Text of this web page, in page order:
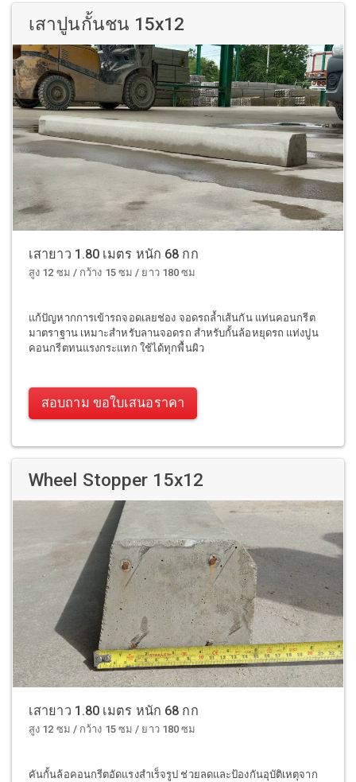
เสาปูนกั้นชน 15x12
เสายาว 1.80 เมตร หนัก 68 กก
สูง 12 ซม / กว้าง 15 ซม / ยาว 180 ซม
แก้ปัญหากการเข้ารถจอดเลยช่อง จอดรถล้ำเส้นกัน แท่นคอนกรีต
มาตราฐาน เหมาะสำหรับลานจอดรถ สำหรับกั้นล้อหยุดรถ แท่งปูน
คอนกรีตทนแรงกระแทก ใช้ได้ทุกพื้นผิว
สอบถาม ขอใบเสนอราคา
Wheel Stopper 15x12
เสายาว 1.80 เมตร หนัก 68 กก
สูง 12 ซม / กว้าง 15 ซม / ยาว 180 ซม
คันกั้นล้อคอนกรีตอัดแรงสำเร็จรูป ช่วยลดและป้องกันอุบัติเหตุจาก